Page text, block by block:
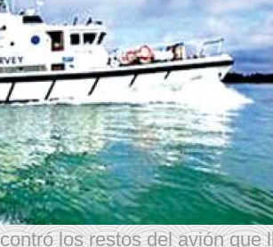
los restos del avión que